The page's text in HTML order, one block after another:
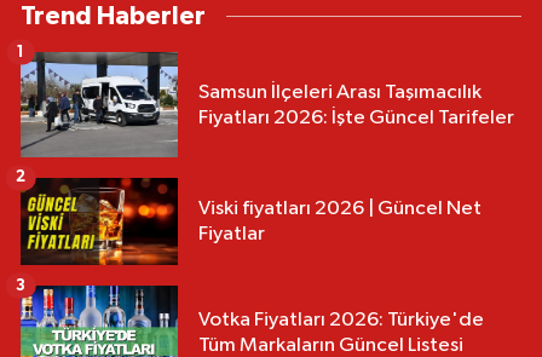
Trend Haberler
Samsun İlçeleri Arası Taşımacılık
Fiyatları 2026: İşte Güncel Tarifeler
1
Viski fiyatları 2026 | Güncel Net
Fiyatlar
2
Votka Fiyatları 2026: Türkiye'de
Tüm Markaların Güncel Listesi
3